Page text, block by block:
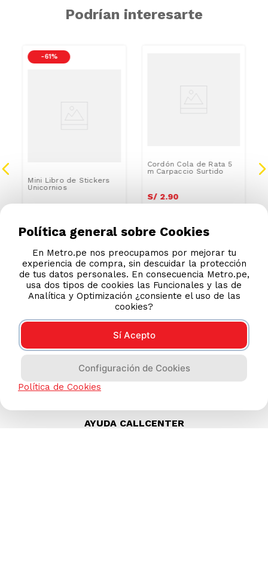
Podrían interesarte
-61 %
Mini Libro de Stickers
Unicornios
S/9.90
Cordón Cola de Rata 5
m Carpaccio Surtido
S/ 2.90
AYUDA CALLCENTER
Política general sobre Cookies
En Metro.pe nos preocupamos por mejorar tu
experiencia de compra, sin descuidar la protección
de tus datos personales. En consecuencia Metro.pe,
usa dos tipos de cookies las Funcionales y las de
Analítica y Optimización ¿consiente el uso de las
cookies?
Sí Acepto
Configuración de Cookies
Política de Cookies